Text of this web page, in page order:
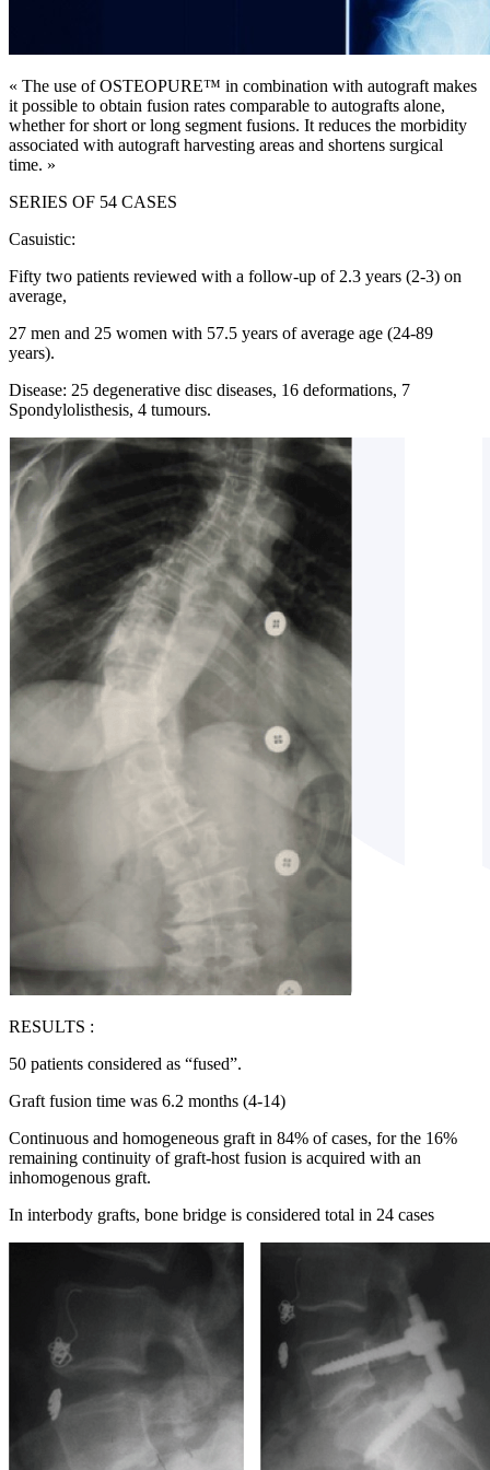
« The use of OSTEOPURE™ in combination with autograft makes
it possible to obtain fusion rates comparable to autografts alone,
whether for short or long segment fusions. It reduces the morbidity
associated with autograft harvesting areas and shortens surgical
time. »
SERIES OF 54 CASES
Casuistic:
Fifty two patients reviewed with a follow-up of 2.3 years (2-3) on
average,
27 men and 25 women with 57.5 years of average age (24-89
years).
Disease: 25 degenerative disc diseases, 16 deformations, 7
Spondylolisthesis, 4 tumours.
RESULTS :
50 patients considered as “fused”.
Graft fusion time was 6.2 months (4-14)
Continuous and homogeneous graft in 84% of cases, for the 16%
remaining continuity of graft-host fusion is acquired with an
inhomogenous graft.
In interbody grafts, bone bridge is considered total in 24 cases